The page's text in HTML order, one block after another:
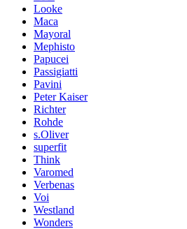
Looke
Maca
Mayoral
Mephisto
Papucei
Passigiatti
Pavini
Peter Kaiser
Richter
Rohde
s.Oliver
superfit
Think
Varomed
Verbenas
Voi
Westland
Wonders